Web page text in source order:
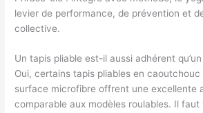
levier de performance, de prévention et
collective.
Un tapis pliable est-il aussi adhérent
Oui, certains tapis pliables en
surface microfibre offrent une excellente
comparable aux modèles roulables. Il